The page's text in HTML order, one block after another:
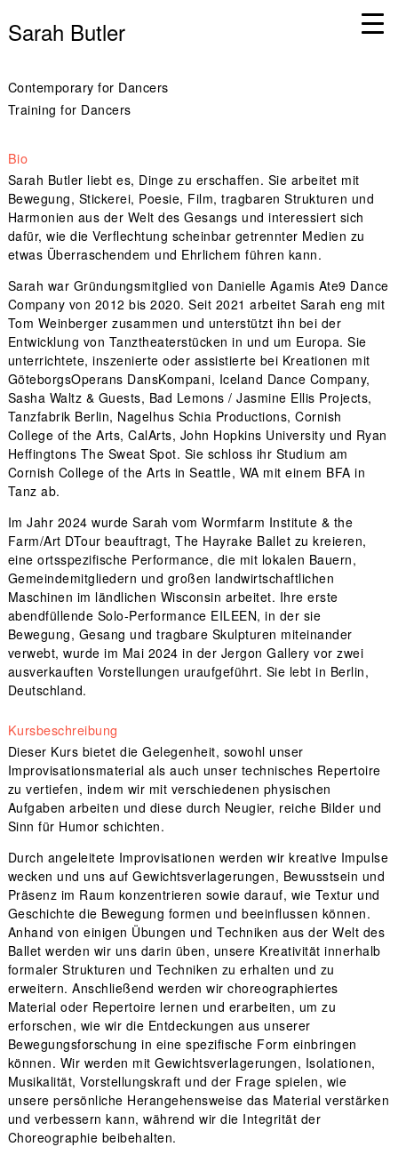
Sarah Butler
Contemporary for Dancers
Training for Dancers
Bio
Sarah Butler liebt es, Dinge zu erschaffen. Sie arbeitet mit
Bewegung, Stickerei, Poesie, Film, tragbaren Strukturen und
Harmonien aus der Welt des Gesangs und interessiert sich
dafür, wie die Verflechtung scheinbar getrennter Medien zu
etwas Überraschendem und Ehrlichem führen kann.
Sarah war Gründungsmitglied von Danielle Agamis Ate9 Dance
Company von 2012 bis 2020. Seit 2021 arbeitet Sarah eng mit
Tom Weinberger zusammen und unterstützt ihn bei der
Entwicklung von Tanztheaterstücken in und um Europa. Sie
unterrichtete, inszenierte oder assistierte bei Kreationen mit
GöteborgsOperans DansKompani, Iceland Dance Company,
Sasha Waltz & Guests, Bad Lemons / Jasmine Ellis Projects,
Tanzfabrik Berlin, Nagelhus Schia Productions, Cornish
College of the Arts, CalArts, John Hopkins University und Ryan
Heffingtons The Sweat Spot. Sie schloss ihr Studium am
Cornish College of the Arts in Seattle, WA mit einem BFA in
Tanz ab.
Im Jahr 2024 wurde Sarah vom Wormfarm Institute & the
Farm/Art DTour beauftragt, The Hayrake Ballet zu kreieren,
eine ortsspezifische Performance, die mit lokalen Bauern,
Gemeindemitgliedern und großen landwirtschaftlichen
Maschinen im ländlichen Wisconsin arbeitet. Ihre erste
abendfüllende Solo-Performance EILEEN, in der sie
Bewegung, Gesang und tragbare Skulpturen miteinander
verwebt, wurde im Mai 2024 in der Jergon Gallery vor zwei
ausverkauften Vorstellungen uraufgeführt. Sie lebt in Berlin,
Deutschland.
Kursbeschreibung
Dieser Kurs bietet die Gelegenheit, sowohl unser
Improvisationsmaterial als auch unser technisches Repertoire
zu vertiefen, indem wir mit verschiedenen physischen
Aufgaben arbeiten und diese durch Neugier, reiche Bilder und
Sinn für Humor schichten.
Durch angeleitete Improvisationen werden wir kreative Impulse
wecken und uns auf Gewichtsverlagerungen, Bewusstsein und
Präsenz im Raum konzentrieren sowie darauf, wie Textur und
Geschichte die Bewegung formen und beeinflussen können.
Anhand von einigen Übungen und Techniken aus der Welt des
Ballet werden wir uns darin üben, unsere Kreativität innerhalb
formaler Strukturen und Techniken zu erhalten und zu
erweitern. Anschließend werden wir choreographiertes
Material oder Repertoire lernen und erarbeiten, um zu
erforschen, wie wir die Entdeckungen aus unserer
Bewegungsforschung in eine spezifische Form einbringen
können. Wir werden mit Gewichtsverlagerungen, Isolationen,
Musikalität, Vorstellungskraft und der Frage spielen, wie
unsere persönliche Herangehensweise das Material verstärken
und verbessern kann, während wir die Integrität der
Choreographie beibehalten.